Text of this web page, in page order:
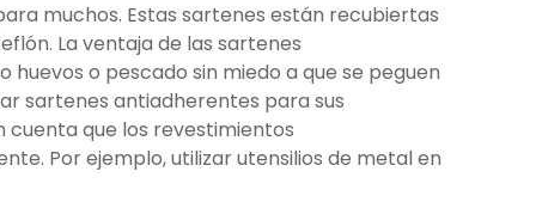
muchos. Estas sartenes están recubiertas
La ventaja de las sartenes
o pescado sin miedo a que se peguen
sartenes antiadherentes para sus
cuenta que los revestimientos
Por ejemplo, utilizar utensilios de metal en